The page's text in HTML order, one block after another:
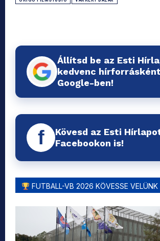
Állítsd be az Esti
kedvenc
Google-ben!
f
Kövesd az Esti
Facebookon is!
FUTBALL-VB 2026 KÖVESSE VELÜNK